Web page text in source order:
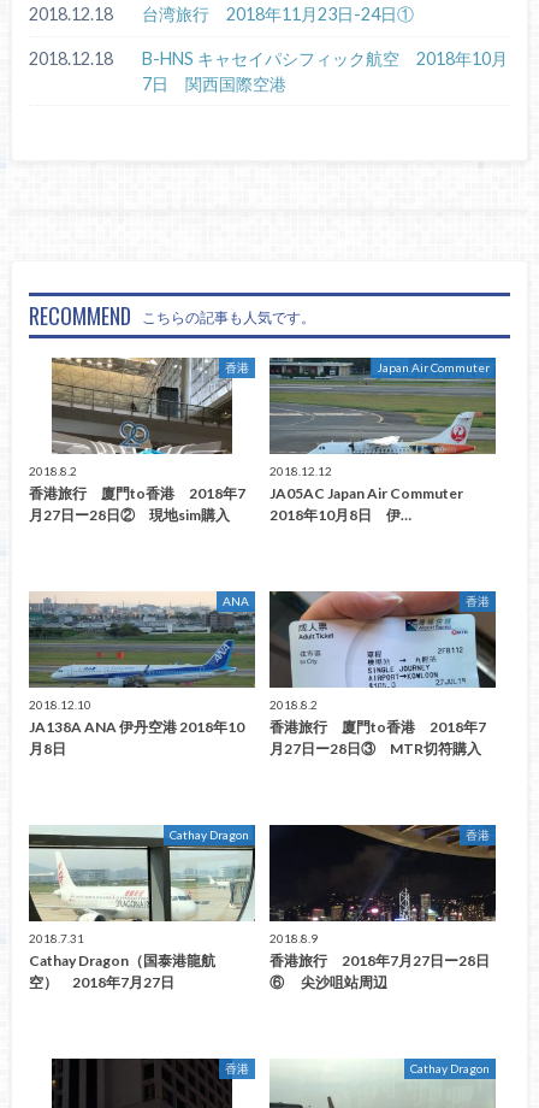
2018.12.18 台湾旅行 2018年11月23日-24日①
2018.12.18
B-HNS キャセイパシフィック航空 2018年10月
7日 関西国際空港
RECOMMEND こちらの記事も人気です。
香港
2018.8.2
香港旅行 廈門to香港 2018年7
月27日ー28日② 現地sim購入
Japan Air Commuter
2018.12.12
JA05AC Japan Air Commuter
2018年10月8日 伊…
ANA
2018.12.10
JA138A ANA 伊丹空港 2018年10
月8日
香港
2018.8.2
香港旅行 廈門to香港 2018年7
月27日ー28日③ MTR切符購入
Cathay Dragon
2018.7.31
Cathay Dragon（国泰港龍航
空） 2018年7月27日
香港
2018.8.9
香港旅行 2018年7月27日ー28日
⑥ 尖沙咀站周辺
香港 Cathay Dragon